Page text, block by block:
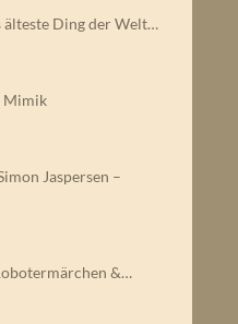
älteste Ding der Welt…
Mimik
Jaspersen –
&…